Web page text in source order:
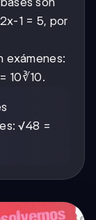
1 = 5, por
exámenes:
10∛10.
√48 =